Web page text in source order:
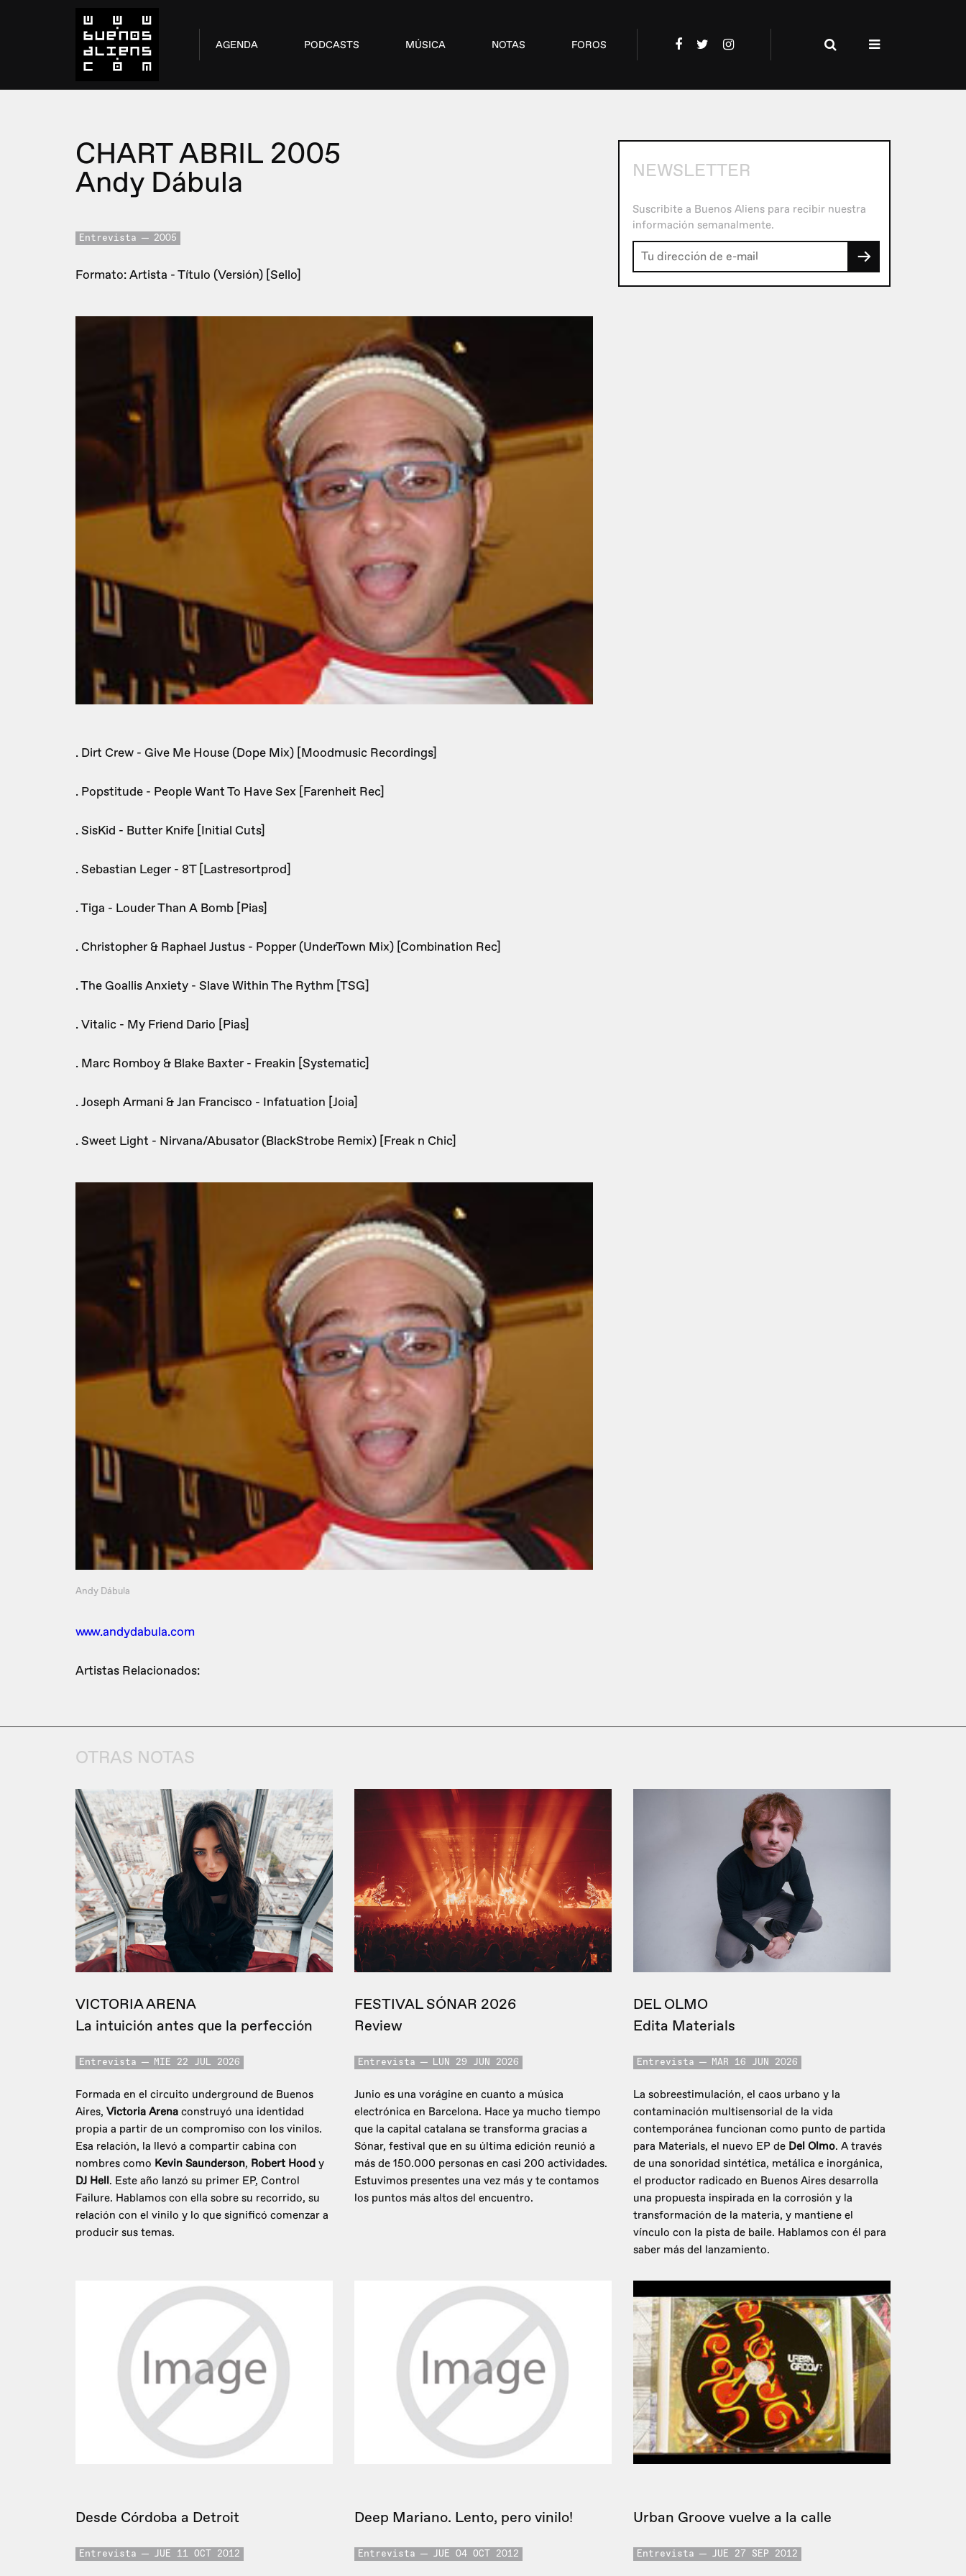
AGENDA PODCASTS MÚSICA NOTAS FOROS
CHART ABRIL 2005
Andy Dábula
Entrevista 2005
Formato: Artista - Título (Versión) [Sello]
. Dirt Crew - Give Me House (Dope Mix) [Moodmusic Recordings]
. Popstitude - People Want To Have Sex [Farenheit Rec]
. SisKid - Butter Knife [Initial Cuts]
. Sebastian Leger - 8T [Lastresortprod]
. Tiga - Louder Than A Bomb [Pias]
. Christopher & Raphael Justus - Popper (UnderTown Mix) [Combination Rec]
. The Goallis Anxiety - Slave Within The Rythm [TSG]
. Vitalic - My Friend Dario [Pias]
. Marc Romboy & Blake Baxter - Freakin [Systematic]
. Joseph Armani & Jan Francisco - Infatuation [Joia]
. Sweet Light - Nirvana/Abusator (BlackStrobe Remix) [Freak n Chic]
Andy Dábula
www.andydabula.com
Artistas Relacionados:
NEWSLETTER
Suscribite a Buenos Aliens para recibir nuestra
información semanalmente.
→
OTRAS NOTAS
VICTORIA ARENA
La intuición antes que la perfección
Entrevista MIE 22 JUL 2026
Formada en el circuito underground de Buenos
Aires, Victoria Arena construyó una identidad
propia a partir de un compromiso con los vinilos.
Esa relación, la llevó a compartir cabina con
nombres como Kevin Saunderson, Robert Hood y
DJ Hell. Este año lanzó su primer EP, Control
Failure. Hablamos con ella sobre su recorrido, su
relación con el vinilo y lo que significó comenzar a
producir sus temas.
FESTIVAL SÓNAR 2026
Review
Entrevista LUN 29 JUN 2026
Junio es una vorágine en cuanto a música
electrónica en Barcelona. Hace ya mucho tiempo
que la capital catalana se transforma gracias a
Sónar, festival que en su última edición reunió a
más de 150.000 personas en casi 200 actividades.
Estuvimos presentes una vez más y te contamos
los puntos más altos del encuentro.
DEL OLMO
Edita Materials
Entrevista MAR 16 JUN 2026
La sobreestimulación, el caos urbano y la
contaminación multisensorial de la vida
contemporánea funcionan como punto de partida
para Materials, el nuevo EP de Del Olmo. A través
de una sonoridad sintética, metálica e inorgánica,
el productor radicado en Buenos Aires desarrolla
una propuesta inspirada en la corrosión y la
transformación de la materia, y mantiene el
vínculo con la pista de baile. Hablamos con él para
saber más del lanzamiento.
Desde Córdoba a Detroit
Entrevista JUE 11 OCT 2012
Deep Mariano. Lento, pero vinilo!
Entrevista JUE 04 OCT 2012
Urban Groove vuelve a la calle
Entrevista JUE 27 SEP 2012